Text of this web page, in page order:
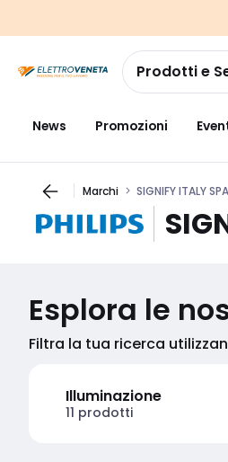
navigazionealla
pagina
Prodotti e
News Promozioni
Marchi SIGNIFY ITALY SPA
Esplora le
Filtra la tua ricerca
Illuminazione
11 prodotti